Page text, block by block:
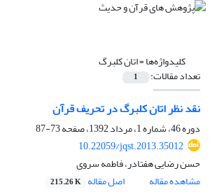
کلیدواژه‌ها =اتان کلبرگ
تعداد مقالات: 1
نقد نظر اتان کلبرگ در تحریف قرآن
دوره 46، شماره 1، مرداد 1392، صفحه
73-87
10.22059/jqst.2013.35012
حسن رضایی هفتادر، فاطمه سروی
مشاهده مقاله
اصل مقاله 215.26 K